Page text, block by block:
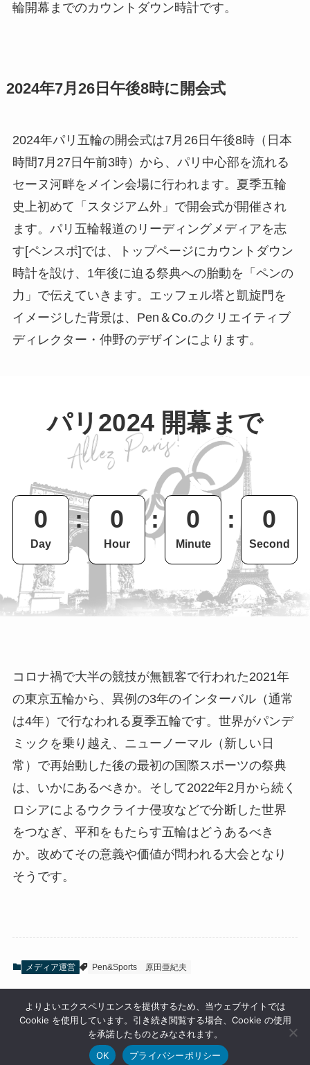
輪開幕までのカウントダウン時計です。
2024年7月26日午後8時に開会式
2024年パリ五輪の開会式は7月26日午後8時（日本
時間7月27日午前3時）から、パリ中心部を流れる
セーヌ河畔をメイン会場に行われます。夏季五輪
史上初めて「スタジアム外」で開会式が開催され
ます。パリ五輪報道のリーディングメディアを志
す[ペンスポ]では、トップページにカウントダウン
時計を設け、1年後に迫る祭典への胎動を「ペンの
力」で伝えていきます。エッフェル塔と凱旋門を
イメージした背景は、Pen＆Co.のクリエイティブ
ディレクター・仲野のデザインによります。
パリ2024 開幕まで
0
Day
: 0
Hour
: 0
Minute
: 0
Second
コロナ禍で大半の競技が無観客で行われた2021年
の東京五輪から、異例の3年のインターバル（通常
は4年）で行なわれる夏季五輪です。世界がパンデ
ミックを乗り越え、ニューノーマル（新しい日
常）で再始動した後の最初の国際スポーツの祭典
は、いかにあるべきか。そして2022年2月から続く
ロシアによるウクライナ侵攻などで分断した世界
をつなぎ、平和をもたらす五輪はどうあるべき
か。改めてその意義や価値が問われる大会となり
そうです。
メディア運営 Pen&Sports 原田亜紀夫
よりよいエクスペリエンスを提供するため、当ウェブサイトでは
Cookie を使用しています。引き続き閲覧する場合、Cookie の使用
を承諾したものとみなされます。
OK
プライバシーポリシー